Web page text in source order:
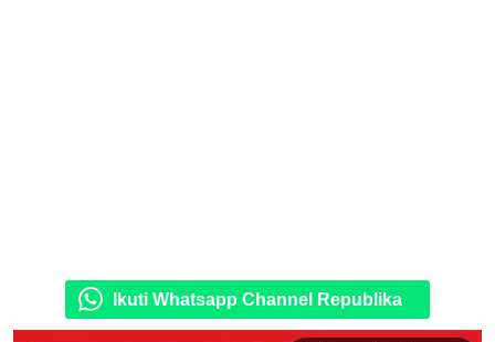
Ikuti Whatsapp Channel Republika